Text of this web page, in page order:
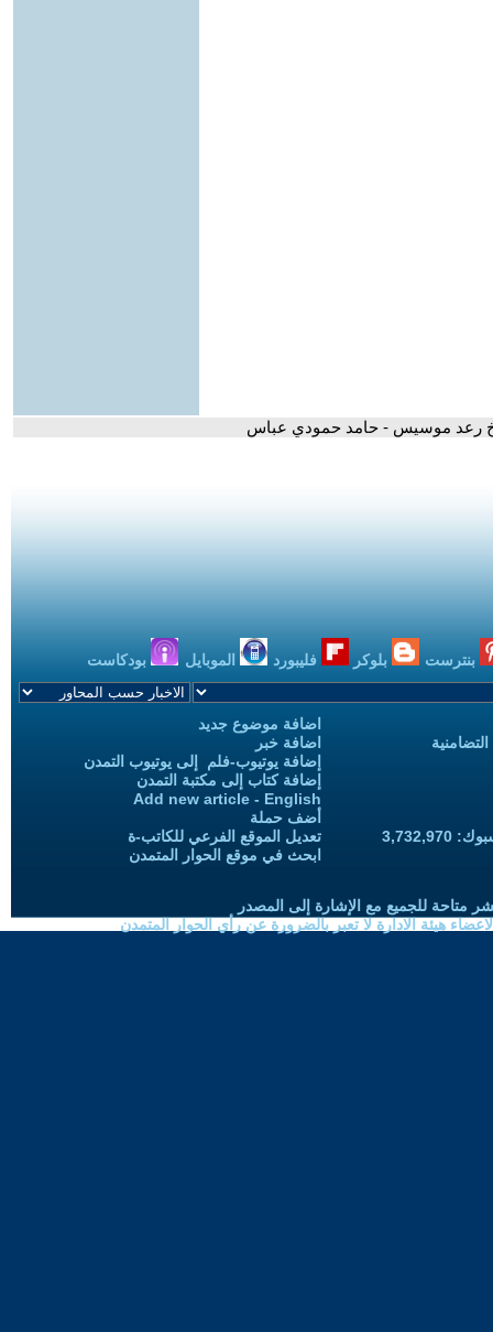
رعد موسيس - حامد حمودي عباس
بنترست بلوكر فليبورد الموبايل بودكاست
اضافة موضوع جديد
اضافة خبر
إضافة يوتيوب-فلم إلى يوتيوب التمدن
إضافة كتاب إلى مكتبة التمدن
Add new article - English
أضف حملة
تعديل الموقع الفرعي للكاتب-ة
ابحث في موقع الحوار المتمدن
متاحة للجميع مع الإشارة إلى المصدر
هيئة الادارة لا تعبر بالضرورة عن رأي الحوار المتمدن